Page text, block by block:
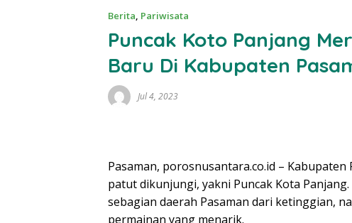
Berita, Pariwisata
Puncak Koto Panjang
Baru Di Kabupaten
Jul 4, 2023
Pasaman, porosnusantara.co.id –
patut dikunjungi, yakni Puncak Kota
sebagian daerah Pasaman dari ketinggian,
permainan yang menarik.